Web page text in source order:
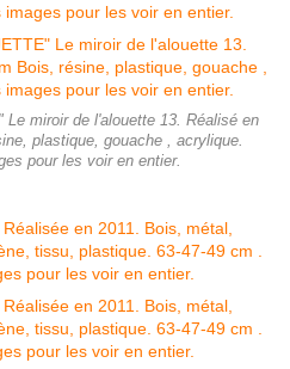
miroir de l'alouette 13. Réalisé en
plastique, gouache , acrylique.
pour les voir en entier.